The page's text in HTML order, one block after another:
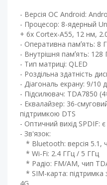
- Версія ОС Android:
- Процесор: 8-ядерный
+ 6x Cortex-A55, 12 нм,
- Оперативна памʼять: 8
- Внутрішня памʼять: 128
- Тип матриці: QLED ​
- Роздільна здатність
- Діагональ екрану: 9/10
- Підсилювач: TDA7850
- Еквалайзер: 36-
підтримкою DTS
- Оптичний вихід SPDIF: є
- Зв'язок:
* Bluetooth: версія 5.1,
* Wi-Fi: 2.4 ГГц / 5 ГГц
* Радіо: FM/AM, чип
* SIM-карта: підтримка